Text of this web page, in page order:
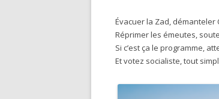
Évacuer la Zad, démanteler
Réprimer les émeutes,
Si c’est ça le programme,
Et votez socialiste, tout